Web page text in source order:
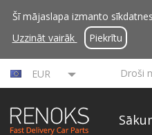
Šī mājaslapa izmanto
Uzzināt vairāk
Piekrītu
EUR Droši